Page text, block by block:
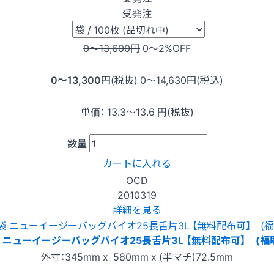
受発注
0〜13,600円 0〜2%OFF
0〜13,300円(税抜) 0〜14,630円(税込)
単価： 13.3〜13.6 円(税抜)
数量
カートに入れる
OCD
2010319
詳細を見る
ューイージーバッグバイオ25長舌片3L 【無料配布可】 (福
外寸：345mm x 580mm x (半マチ)72.5mm